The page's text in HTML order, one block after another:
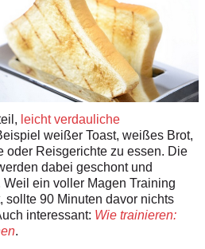
leicht verdauliche
weißer Toast, weißes Brot,
oder Reisgerichte zu essen. Die
dabei geschont und
ein voller Magen Training
sollte 90 Minuten davor nichts
interessant: Wie trainieren:
.